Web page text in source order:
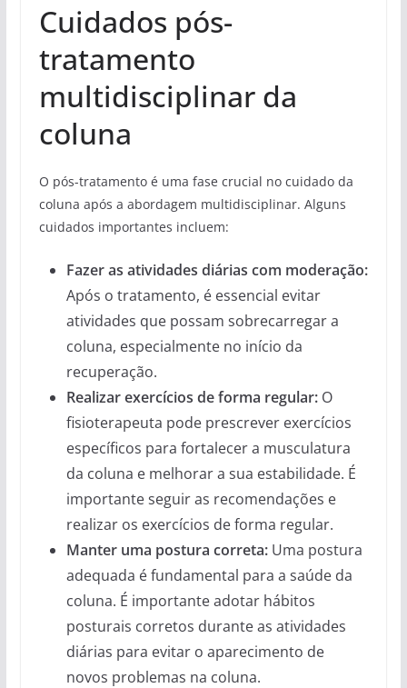
Cuidados pós-
tratamento
multidisciplinar da
coluna
O pós-tratamento é uma fase crucial no cuidado da
coluna após a abordagem multidisciplinar. Alguns
cuidados importantes incluem:
Fazer as atividades diárias com moderação:
Após o tratamento, é essencial evitar
atividades que possam sobrecarregar a
coluna, especialmente no início da
recuperação.
Realizar exercícios de forma regular:O
fisioterapeuta pode prescrever exercícios
específicos para fortalecer a musculatura
da coluna e melhorar a sua estabilidade. É
importante seguir as recomendações e
realizar os exercícios de forma regular.
Manter uma postura correta:Uma postura
adequada é fundamental para a saúde da
coluna. É importante adotar hábitos
posturais corretos durante as atividades
diárias para evitar o aparecimento de
novos problemas na coluna.